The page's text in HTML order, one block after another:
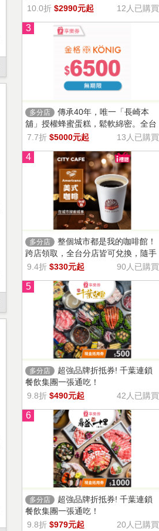
10.0折 $2990元起 12人已購買
3
多分店
傳承40年，唯一「長崎本
舖」授權蜂蜜蛋糕，鬆軟綿密。全台
13家門市適用，自選商品，幸福烘焙
7.7折 $5000元起 13人已購買
4
多分店
整個城市都是我的咖啡館！
跨店領取，全台分店皆可兌換，隨手
一杯濃郁香醇，調和酸味，清新果香
9.4折 $330元起 90人已購買
5
多分店
超強品牌折抵券! 千葉連鎖
餐飲集團一張通吃！
9.8折 $490元起 42人已購買
6
多分店
超強品牌折抵券! 千葉連鎖
餐飲集團一張通吃！
9.8折 $979元起 20人已購買